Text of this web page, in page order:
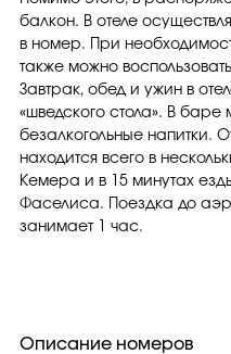
балкон. В отеле
в номер. При
также можно
Завтрак, обед и ужин в
«шведского стола». В баре
безалкогольные напитки.
находится всего в
Кемера и в 15 минутах
Фаселиса. Поездка до
занимает 1 час.
Описание номеров